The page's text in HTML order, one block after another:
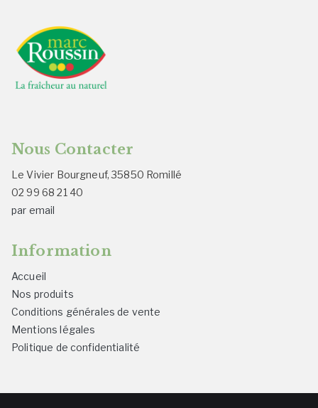
Nous Contacter
Le Vivier Bourgneuf, 35850 Romillé
02 99 68 21 40
par email
Information
Accueil
Nos produits
Conditions générales de vente
Mentions légales
Politique de confidentialité